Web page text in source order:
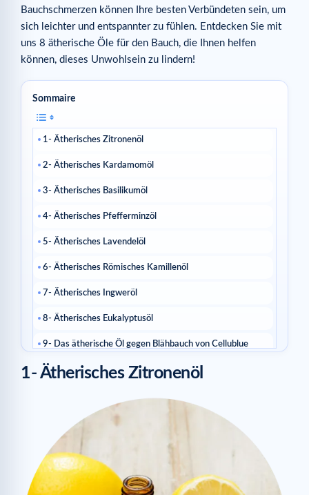
Bauchschmerzen können Ihre besten Verbündeten sein, um
sich leichter und entspannter zu fühlen. Entdecken Sie mit
uns 8 ätherische Öle für den Bauch, die Ihnen helfen
können, dieses Unwohlsein zu lindern!
Sommaire
1- Ätherisches Zitronenöl
2- Ätherisches Kardamomöl
3- Ätherisches Basilikumöl
4- Ätherisches Pfefferminzöl
5- Ätherisches Lavendelöl
6- Ätherisches Römisches Kamillenöl
7- Ätherisches Ingweröl
8- Ätherisches Eukalyptusöl
9- Das ätherische Öl gegen Blähbauch von Cellublue
Ähnliche Artikel
1- Ätherisches Zitronenöl